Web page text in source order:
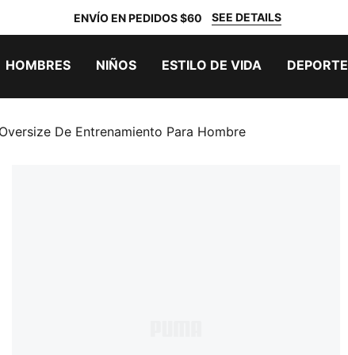
ENVÍO EN PEDIDOS $60 SEE DETAILS
HOMBRES NIÑOS ESTILO DE VIDA DEPORTE
De Entrenamiento Para Hombre